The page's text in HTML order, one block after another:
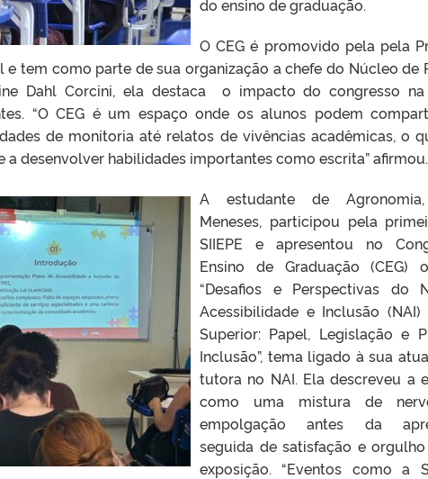
do ensino de graduação.
O CEG é promovido pela pela
e tem como parte de sua organização a chefe do Núcleo de
Dahl Corcini, ela destaca o impacto do congresso na
“O CEG é um espaço onde os alunos podem
de monitoria até relatos de vivências acadêmicas, o
a desenvolver habilidades importantes como escrita” afirmou.
A estudante de
Meneses, participou pela
SIIEPE e apresentou no
Ensino de Graduação (CEG)
“Desafios e Perspectivas do
Acessibilidade e Inclusão (NAI)
Superior: Papel, Legislação e
Inclusão”, tema ligado à sua
tutora no NAI. Ela descreveu a
como uma mistura de
empolgação antes da
seguida de satisfação e
exposição. “Eventos como a